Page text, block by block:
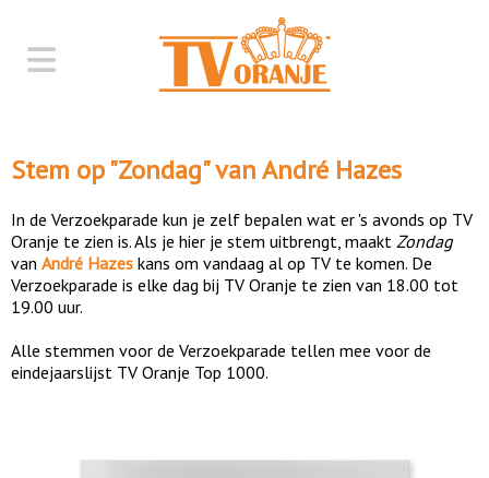
Stem op "Zondag" vanAndré Hazes
In de Verzoekparade kun je zelf bepalen wat er 's avonds op TV
Oranje te zien is. Als je hier je stem uitbrengt, maakt Zondag
van André Hazes kans om vandaag al op TV te komen. De
Verzoekparade is elke dag bij TV Oranje te zien van 18.00 tot
19.00 uur.
Alle stemmen voor de Verzoekparade tellen mee voor de
eindejaarslijst TV Oranje Top 1000.